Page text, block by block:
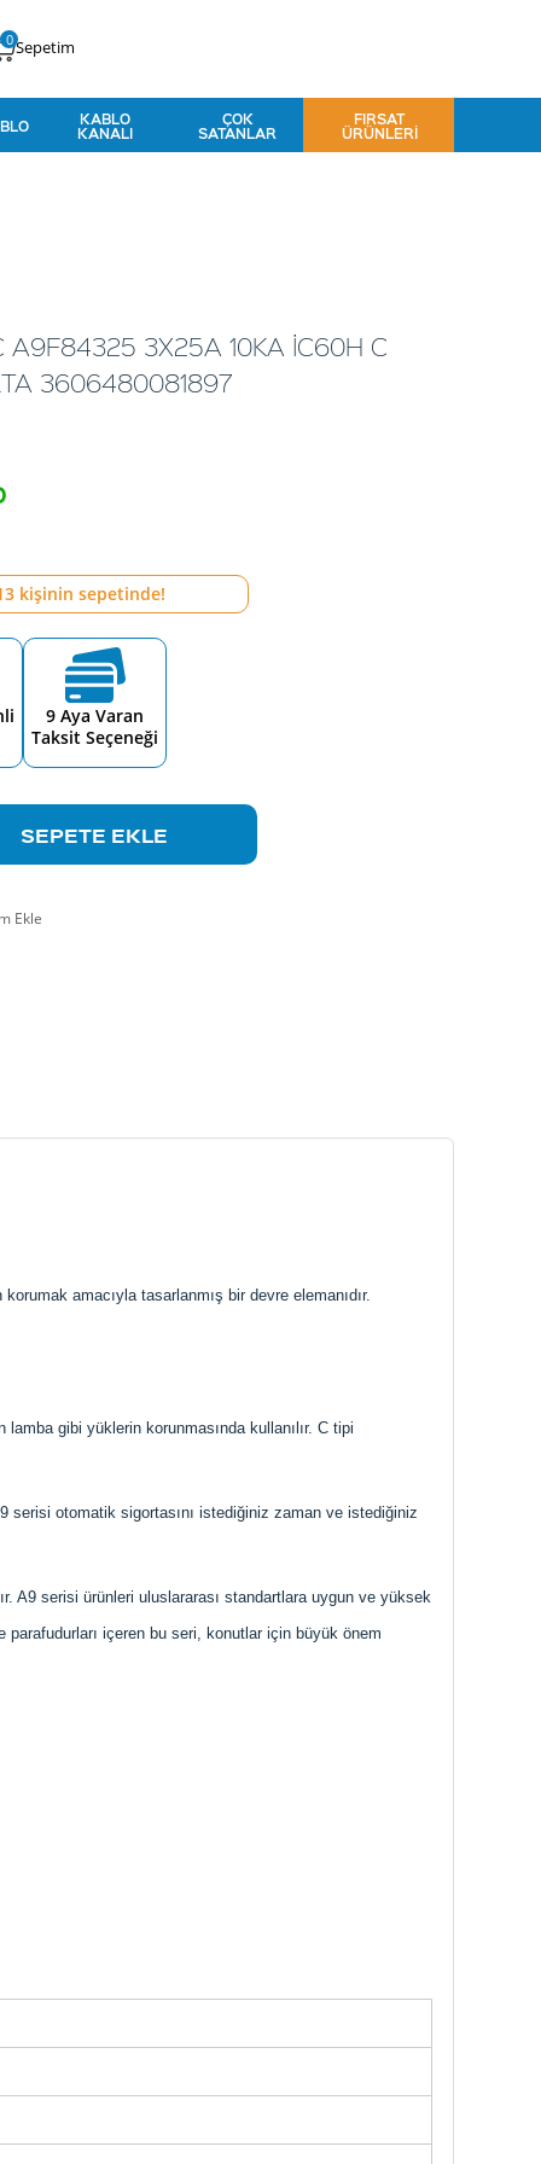
Sepetim
0
KABLO
KANALI
ÇOK
SATANLAR
FIRSAT
ÜRÜNLERI
A9F84325 3X25A 10KA İC60H C
3606480081897
kişinin sepetinde!
9 Aya Varan
Taksit Seçeneği
SEPETE EKLE
Ekle
amacıyla tasarlanmış bir devre elemanıdır.
gibi yüklerin korunmasında kullanılır. C tipi
otomatik sigortasını istediğiniz zaman ve istediğiniz
A9 serisi ürünleri uluslararası standartlara uygun ve yüksek
içeren bu seri, konutlar için büyük önem